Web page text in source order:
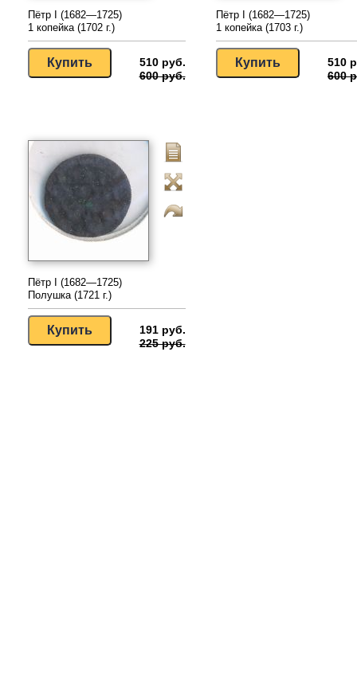
Пётр I (1682—1725)
1 копейка (1702 г.)
510 руб.
600 руб.
Пётр I (1682—1725)
1 копейка (1703 г.)
510
600
Пётр I (1682—1725)
Полушка (1721 г.)
191 руб.
225 руб.